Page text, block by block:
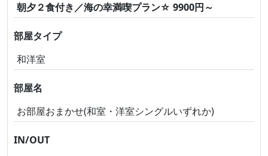
朝夕２食付き／海の幸満喫プラン☆ 9900円～
部屋タイプ
和洋室
部屋名
お部屋おまかせ(和室・洋室シングルいずれか)
IN/OUT